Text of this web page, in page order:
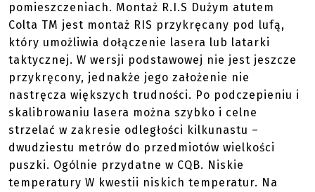
pomieszczeniach. Montaż R.I.S Dużym atutem
Colta TM jest montaż RIS przykręcany pod lufą,
który umożliwia dołączenie lasera lub latarki
taktycznej. W wersji podstawowej nie jest jeszcze
przykręcony, jednakże jego założenie nie
nastręcza większych trudności. Po podczepieniu i
skalibrowaniu lasera można szybko i celne
strzelać w zakresie odległości kilkunastu –
dwudziestu metrów do przedmiotów wielkości
puszki. Ogólnie przydatne w CQB. Niskie
temperatury W kwestii niskich temperatur. Na